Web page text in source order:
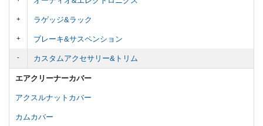
ラゲッジ&ラック
ブレーキ&サスペンション
カスタムアクセサリー&トリム
エアクリーナーカバー
アクスルナットカバー
カムカバー